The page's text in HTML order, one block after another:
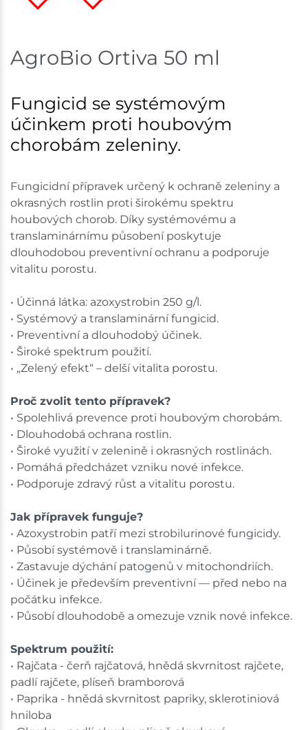
AgroBio Ortiva 50 ml
Fungicid se systémovým
účinkem proti houbovým
chorobám zeleniny.
Fungicidní přípravek určený k ochraně zeleniny a
okrasných rostlin proti širokému spektru
houbových chorob. Díky systémovému a
translaminárnímu působení poskytuje
dlouhodobou preventivní ochranu a podporuje
vitalitu porostu.
• Účinná látka: azoxystrobin 250 g/l.
• Systémový a translaminární fungicid.
• Preventivní a dlouhodobý účinek.
• Široké spektrum použití.
• „Zelený efekt“ – delší vitalita porostu.
Proč zvolit tento přípravek?
• Spolehlivá prevence proti houbovým chorobám.
• Dlouhodobá ochrana rostlin.
• Široké využití v zelenině i okrasných rostlinách.
• Pomáhá předcházet vzniku nové infekce.
• Podporuje zdravý růst a vitalitu porostu.
Jak přípravek funguje?
• Azoxystrobin patří mezi strobilurinové fungicidy.
• Působí systémově i translaminárně.
• Zastavuje dýchání patogenů v mitochondriích.
• Účinek je především preventivní — před nebo na
počátku infekce.
• Působí dlouhodobě a omezuje vznik nové infekce.
Spektrum použití:
• Rajčata - čerň rajčatová, hnědá skvrnitost rajčete,
padlí rajčete, plíseň bramborová
• Paprika - hnědá skvrnitost papriky, sklerotiniová
hniloba